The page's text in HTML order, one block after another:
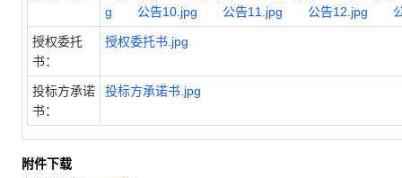
g
公告10.jpg 公告11.jpg 公告12.jpg
授权委托
书：
授权委托书.jpg
投标方承诺
书：
投标方承诺书.jpg
附件下载